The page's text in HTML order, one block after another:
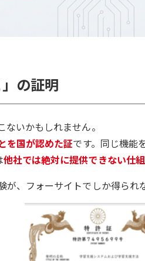
の証明
ないかもしれません。
を国が認めた証です。同じ機能
他社では絶対に提供できない仕
、フォーサイトでしか得られ